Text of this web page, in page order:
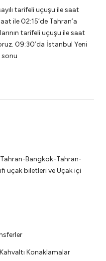
tarifeli uçuşu ile saat
ile 02:15’de Tahran’a
tarifeli uçuşu ile saat
09:30’da İstanbul Yeni
sonu
Bangkok-Tahran-
uçak biletleri ve Uçak içi
Konaklamalar